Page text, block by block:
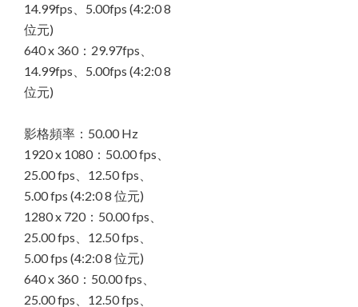
14.99fps、5.00fps (4:2:0 8
位元)
640 x 360：29.97fps、
14.99fps、5.00fps (4:2:0 8
位元)
影格頻率：50.00 Hz
1920 x 1080：50.00 fps、
25.00 fps、12.50 fps、
5.00 fps (4:2:0 8 位元)
1280 x 720：50.00 fps、
25.00 fps、12.50 fps、
5.00 fps (4:2:0 8 位元)
640 x 360：50.00 fps、
25.00 fps、12.50 fps、